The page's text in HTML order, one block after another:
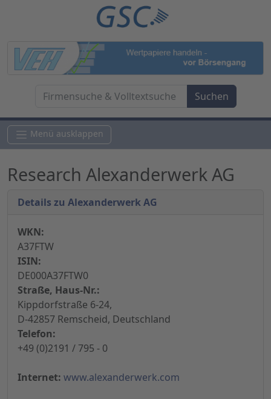
Menü ausklappen
Research Alexanderwerk AG
Details zu Alexanderwerk AG
WKN:
A37FTW
ISIN:
DE000A37FTW0
Straße, Haus-Nr.:
Kippdorfstraße 6-24,
D-42857 Remscheid, Deutschland
Telefon:
+49 (0)2191 / 795 - 0
Internet: www.alexanderwerk.com